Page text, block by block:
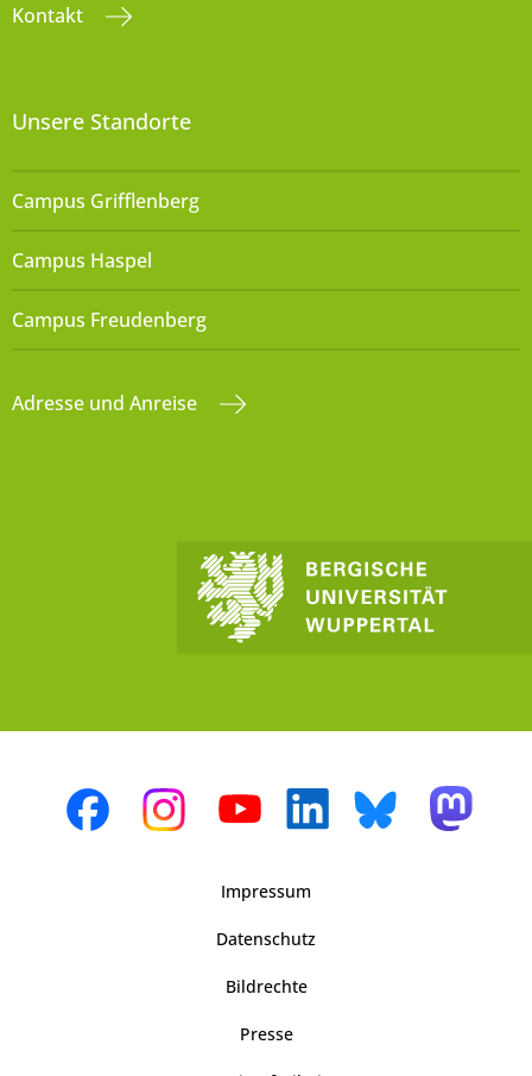
Kontakt
Unsere Standorte
Campus Grifflenberg
Campus Haspel
Campus Freudenberg
Adresse und Anreise
Impressum
Datenschutz
Bildrechte
Presse